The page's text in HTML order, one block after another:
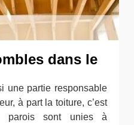
dans le
une partie responsable
à part la toiture, c’est
parois sont unies à